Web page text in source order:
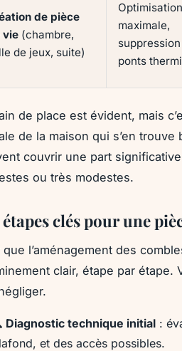
de pièce
vie (chambre,
de jeux, suite)
Optimisation
maximale,
ponts
de place est évident, mais
de la maison qui s’en
couvrir une part
ou très modestes.
clés pour une
que l’aménagement des
clair, étape par étape.
Diagnostic technique initial :
et des accès possibles.